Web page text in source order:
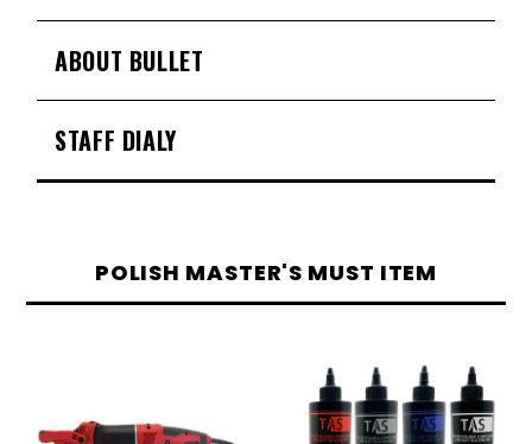
ABOUT BULLET
STAFF DIALY
POLISH MASTER'S MUST ITEM